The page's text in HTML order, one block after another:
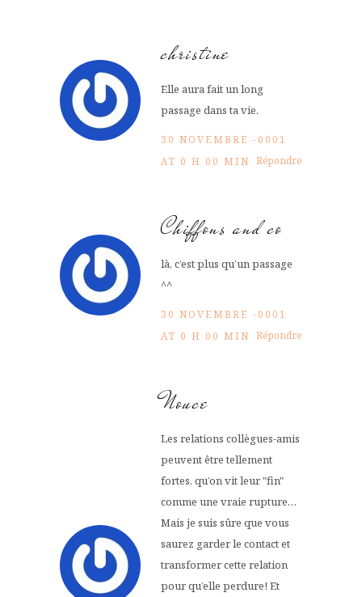
christine
Elle aura fait un long
passage dans ta vie.
30 NOVEMBRE -0001
AT 0 H 00 MIN Répondre
Chiffons and co
là, c’est plus qu’un passage
^^
30 NOVEMBRE -0001
AT 0 H 00 MIN Répondre
Nouce
Les relations collègues-amis
peuvent être tellement
fortes, qu’on vit leur "fin"
comme une vraie rupture…
Mais je suis sûre que vous
saurez garder le contact et
transformer cette relation
pour qu’elle perdure! Et